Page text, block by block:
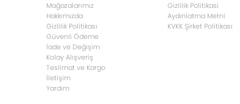
Mağazalarımız
Hakkımızda
Gizlilik Politikası
Güvenli Ödeme
İade ve Değişim
Kolay Alışveriş
Teslimat ve Kargo
İletişim
Yardım
Gizlilik Politikasi
Aydınlatma Metni
KVKK Şirket Politikası